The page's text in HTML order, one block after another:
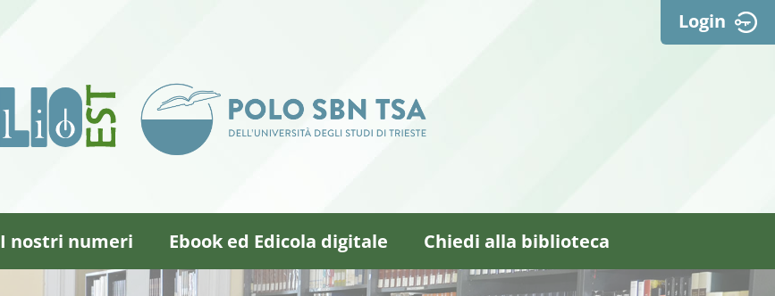
Login
I nostri numeri Ebook ed Edicola digitale Chiedi alla biblioteca